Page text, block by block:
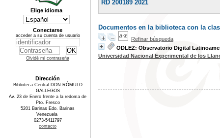
RD 200189 2021
Documentos en la biblioteca con la
Refinar búsqueda
ODLEZ: Observatorio Digital
Universidad Nacional Experimental de los
Elige idioma
Conectarse
acceder a su cuenta de usuario
Olvidé mi contraseña
Dirección
Biblioteca Central DON RÓMULO
GALLEGOS
Av. 23 de Enero frente a la redoma de
Pto. Fresco
5201 Barinas Edo. Barinas
Venezuela
0273-5411797
contacto